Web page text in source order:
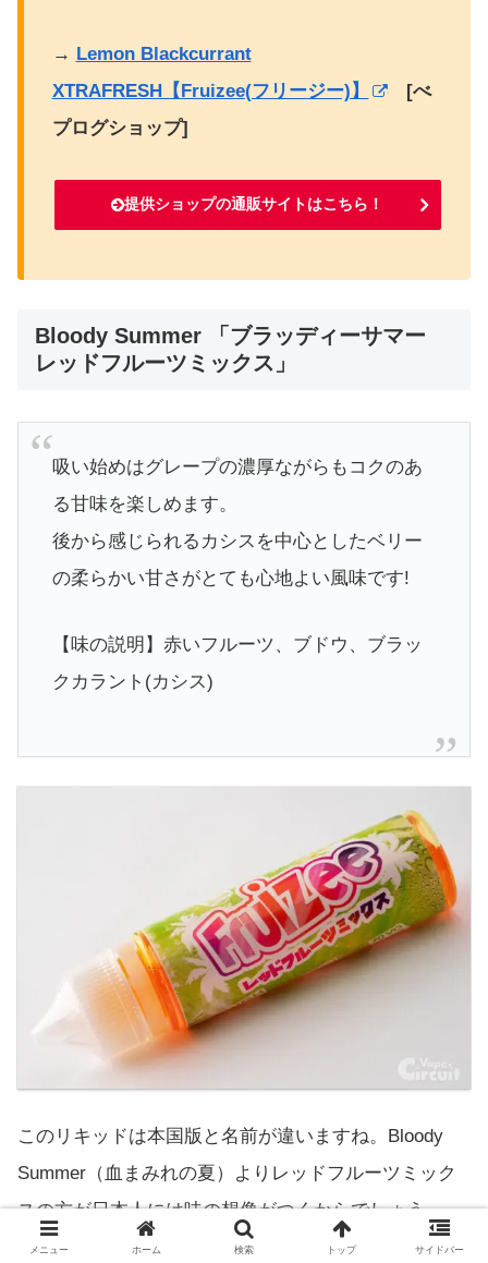
→ Lemon Blackcurrant
XTRAFRESH【Fruizee(フリージー)】
[べ
プログショップ]
提供ショップの通販サイトはこちら！
Bloody Summer 「ブラッディーサマー
レッドフルーツミックス」
吸い始めはグレープの濃厚ながらもコクのあ
る甘味を楽しめます。
後から感じられるカシスを中心としたベリー
の柔らかい甘さがとても心地よい風味です!
【味の説明】赤いフルーツ、ブドウ、ブラッ
クカラント(カシス)
このリキッドは本国版と名前が違いますね。Bloody
Summer（血まみれの夏）よりレッドフルーツミック
スの方が日本人には味の想像がつくからでしょう。
メニュー ホーム 検索 トップ サイドバー